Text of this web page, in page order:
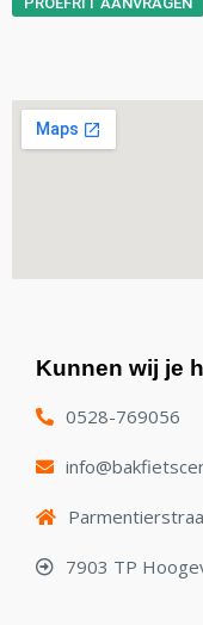
Kunnen wij je
0528-769056
7903 TP